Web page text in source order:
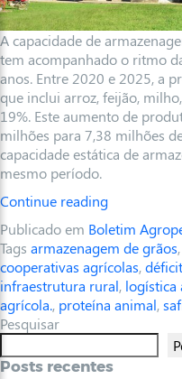
A capacidade de
tem acompanhado o ritmo
anos. Entre 2020 e 2025, a
que inclui arroz, feijão,
19%. Este aumento de
milhões para 7,38 milhões
capacidade estática de
mesmo período.
Continue reading
Publicado em Boletim
Tags armazenagem de grãos,
cooperativas agrícolas,
infraestrutura rural, logística
agrícola., proteína animal,
Pesquisar
Posts recentes